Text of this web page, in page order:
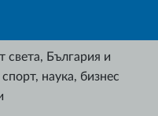
света, България и
наука, бизнес